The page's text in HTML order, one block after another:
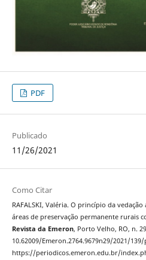
PDF
Publicado
11/26/2021
Como Citar
RAFALSKI, Valéria. O princípio da
áreas de preservação permanente rurais
Revista da Emeron, Porto Velho, RO, n.
10.62009/Emeron.2764.9679n29/2021/
https://periodicos.emeron.edu.br/